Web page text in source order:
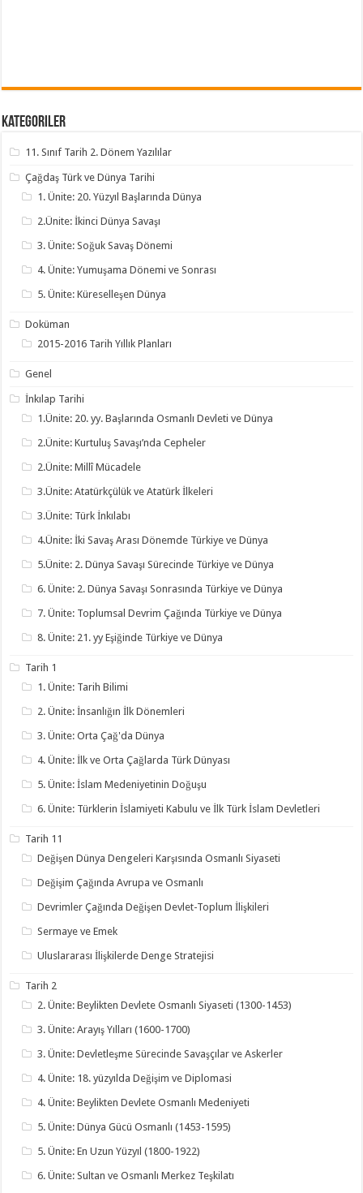
Kategoriler
11. Sınıf Tarih 2. Dönem Yazılılar
Çağdaş Türk ve Dünya Tarihi
1. Ünite: 20. Yüzyıl Başlarında Dünya
2.Ünite: İkinci Dünya Savaşı
3. Ünite: Soğuk Savaş Dönemi
4. Ünite: Yumuşama Dönemi ve Sonrası
5. Ünite: Küreselleşen Dünya
Doküman
2015-2016 Tarih Yıllık Planları
Genel
İnkılap Tarihi
1.Ünite: 20. yy. Başlarında Osmanlı Devleti ve Dünya
2.Ünite: Kurtuluş Savaşı’nda Cepheler
2.Ünite: Millî Mücadele
3.Ünite: Atatürkçülük ve Atatürk İlkeleri
3.Ünite: Türk İnkılabı
4.Ünite: İki Savaş Arası Dönemde Türkiye ve Dünya
5.Ünite: 2. Dünya Savaşı Sürecinde Türkiye ve Dünya
6. Ünite: 2. Dünya Savaşı Sonrasında Türkiye ve Dünya
7. Ünite: Toplumsal Devrim Çağında Türkiye ve Dünya
8. Ünite: 21. yy Eşiğinde Türkiye ve Dünya
Tarih 1
1. Ünite: Tarih Bilimi
2. Ünite: İnsanlığın İlk Dönemleri
3. Ünite: Orta Çağ'da Dünya
4. Ünite: İlk ve Orta Çağlarda Türk Dünyası
5. Ünite: İslam Medeniyetinin Doğuşu
6. Ünite: Türklerin İslamiyeti Kabulu ve İlk Türk İslam Devletleri
Tarih 11
Değişen Dünya Dengeleri Karşısında Osmanlı Siyaseti
Değişim Çağında Avrupa ve Osmanlı
Devrimler Çağında Değişen Devlet-Toplum İlişkileri
Sermaye ve Emek
Uluslararası İlişkilerde Denge Stratejisi
Tarih 2
2. Ünite: Beylikten Devlete Osmanlı Siyaseti (1300-1453)
3. Ünite: Arayış Yılları (1600-1700)
3. Ünite: Devletleşme Sürecinde Savaşçılar ve Askerler
4. Ünite: 18. yüzyılda Değişim ve Diplomasi
4. Ünite: Beylikten Devlete Osmanlı Medeniyeti
5. Ünite: Dünya Gücü Osmanlı (1453-1595)
5. Ünite: En Uzun Yüzyıl (1800-1922)
6. Ünite: Sultan ve Osmanlı Merkez Teşkilatı